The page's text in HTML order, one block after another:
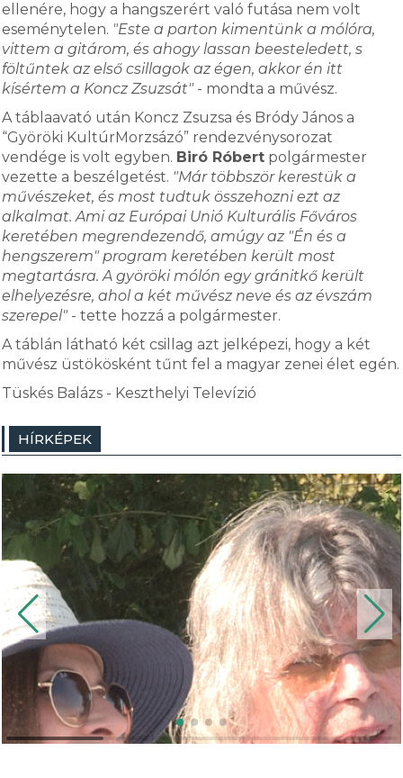
ellenére, hogy a hangszerért való futása nem volt
eseménytelen. "Este a parton kimentünk a mólóra,
vittem a gitárom, és ahogy lassan beesteledett, s
föltűntek az első csillagok az égen, akkor én itt
kísértem a Koncz Zsuzsát" - mondta a művész.
A táblaavató után Koncz Zsuzsa és Bródy János a
“Györöki KultúrMorzsázó” rendezvénysorozat
vendége is volt egyben. Biró Róbert polgármester
vezette a beszélgetést. "Már többször kerestük a
művészeket, és most tudtuk összehozni ezt az
alkalmat. Ami az Európai Unió Kulturális Főváros
keretében megrendezendő, amúgy az "Én és a
hengszerem" program keretében került most
megtartásra. A györöki mólón egy gránitkő került
elhelyezésre, ahol a két művész neve és az évszám
szerepel" - tette hozzá a polgármester.
A táblán látható két csillag azt jelképezi, hogy a két
művész üstökösként tűnt fel a magyar zenei élet egén.
Tüskés Balázs - Keszthelyi Televízió
HÍRKÉPEK